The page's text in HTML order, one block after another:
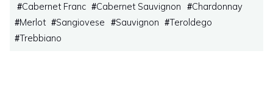
#Cabernet Franc #Cabernet Sauvignon #Chardonnay
#Merlot #Sangiovese #Sauvignon #Teroldego
#Trebbiano